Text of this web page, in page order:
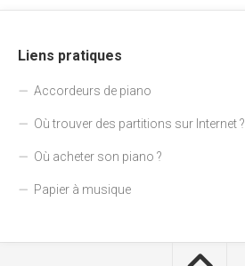
Liens pratiques
Accordeurs de piano
Où trouver des partitions sur Internet ?
Où acheter son piano ?
Papier à musique